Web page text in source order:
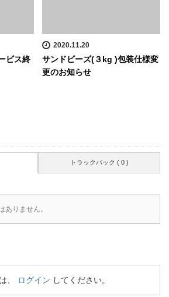
ビス終
2020.11.20
サンドビーズ(３kg )包装仕様変
更のお知らせ
トラックバック ( 0 )
ありません。
、 ログイン してください。